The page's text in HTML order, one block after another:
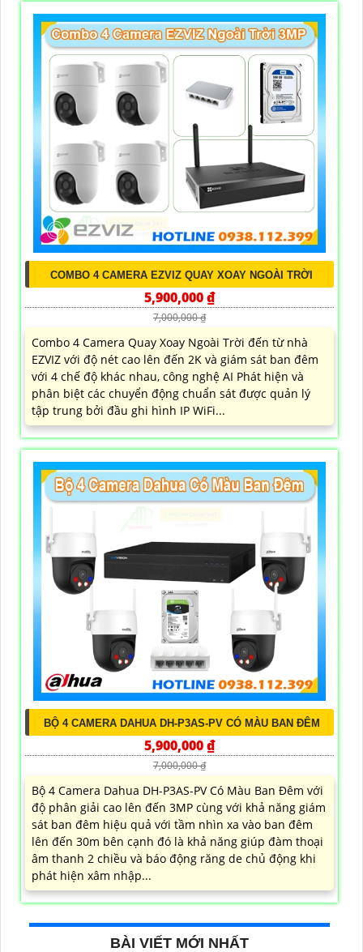
COMBO 4 CAMERA EZVIZ QUAY XOAY NGOÀI TRỜI
5,900,000 ₫
7,000,000 ₫
Combo 4 Camera Quay Xoay Ngoài Trời đến từ nhà
EZVIZ với độ nét cao lên đến 2K và giám sát ban đêm
với 4 chế độ khác nhau, công nghệ AI Phát hiện và
phân biệt các chuyển động chuẩn sát được quản lý
tập trung bởi đầu ghi hình IP WiFi...
BỘ 4 CAMERA DAHUA DH-P3AS-PV CÓ MÀU BAN ĐÊM
5,900,000 ₫
7,000,000 ₫
Bộ 4 Camera Dahua DH-P3AS-PV Có Màu Ban Đêm với
độ phân giải cao lên đến 3MP cùng với khả năng giám
sát ban đêm hiệu quả với tầm nhìn xa vào ban đêm
lên đến 30m bên cạnh đó là khả năng giúp đàm thoại
âm thanh 2 chiều và báo động răng de chủ động khi
phát hiện xâm nhập...
BÀI VIẾT MỚI NHẤT